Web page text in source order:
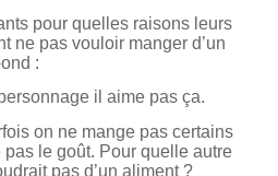
pour quelles raisons leurs
ne pas vouloir manger d’un
:
il aime pas ça.
on ne mange pas certains
pas le goût. Pour quelle autre
pas d’un aliment ?